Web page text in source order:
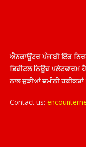
ਐਨਕਾਊਂਟਰ ਪੰਜਾਬੀ ਇੱਕ
ਡਿਜ਼ੀਟਲ ਨਿਊਜ਼ ਪਲੇਟਫਾਰਮ
ਨਾਲ ਜੁੜੀਆਂ ਜ਼ਮੀਨੀ
Contact us: